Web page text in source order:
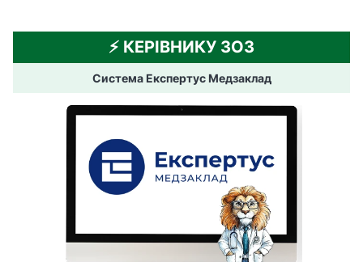
⚡️ КЕРІВНИКУ ЗОЗ
Система Експертус Медзаклад